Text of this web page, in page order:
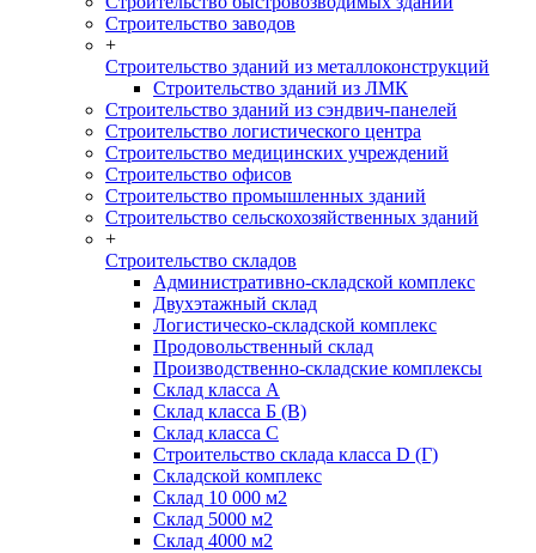
Строительство заводов
+
Строительство зданий из металлоконструкций
Строительство зданий из ЛМК
Строительство зданий из сэндвич-панелей
Строительство логистического центра
Строительство медицинских учреждений
Строительство офисов
Строительство промышленных зданий
Строительство сельскохозяйственных зданий
+
Строительство складов
Административно-складской комплекс
Двухэтажный склад
Логистическо-складской комплекс
Продовольственный склад
Производственно-складские комплексы
Склад класса А
Склад класса Б (B)
Склад класса С
Строительство склада класса D (Г)
Складской комплекс
Склад 10 000 м2
Склад 5000 м2
Склад 4000 м2